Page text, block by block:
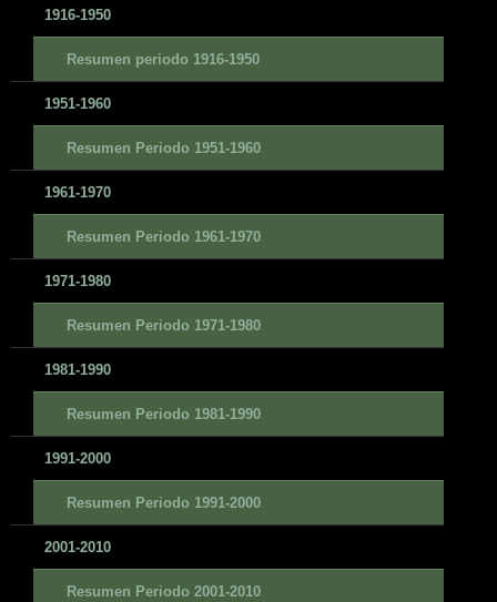
1916-1950
Resumen periodo 1916-1950
1951-1960
Resumen Periodo 1951-1960
1961-1970
Resumen Periodo 1961-1970
1971-1980
Resumen Periodo 1971-1980
1981-1990
Resumen Periodo 1981-1990
1991-2000
Resumen Periodo 1991-2000
2001-2010
Resumen Periodo 2001-2010